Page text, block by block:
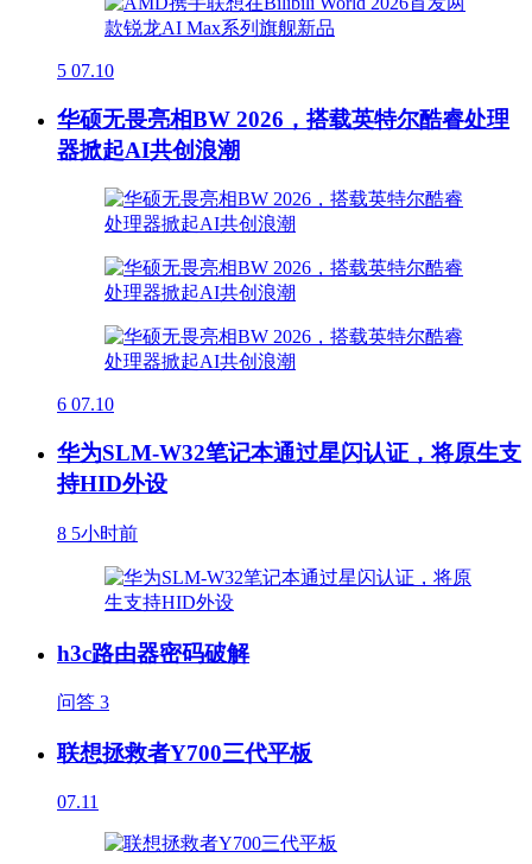
5 07.10
华硕无畏亮相BW 2026，搭载英特尔酷睿处理
器掀起AI共创浪潮
6 07.10
华为SLM-W32笔记本通过星闪认证，将原生支
持HID外设
8 5小时前
h3c路由器密码破解
问答 3
联想拯救者Y700三代平板
07.11